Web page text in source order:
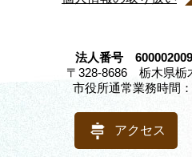
法人番号
〒328-8686 栃木県栃
市役所通常業務時間
アクセス